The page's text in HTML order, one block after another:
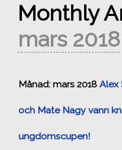
Monthly
mars 2018
Månad: mars 2018 Alex
och Mate Nagy vann
ungdomscupen!